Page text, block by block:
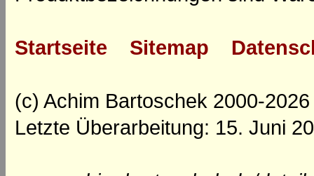
Startseite Sitemap
(c) Achim Bartoschek 2000-2026
Letzte Überarbeitung: 15. Juni